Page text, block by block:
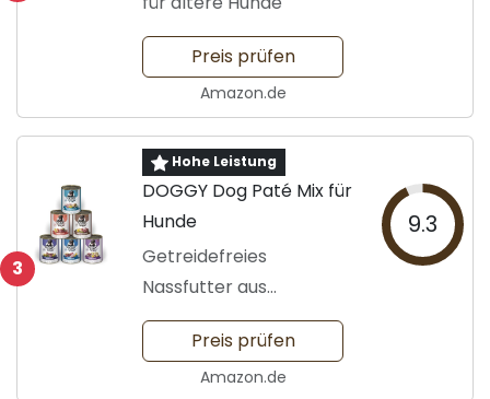
Preis prüfen
Amazon.de
3
Hohe Leistung
DOGGY Dog Paté Mix für
Hunde
Getreidefreies
Nassfutter aus
Deutschland
9.3
Preis prüfen
Amazon.de